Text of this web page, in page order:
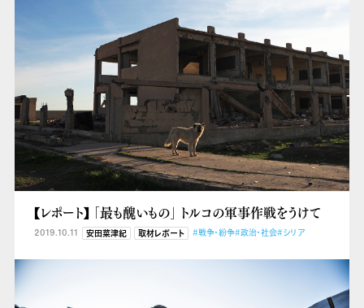
【レポート】 「最も醜いもの」 トルコの軍事作戦をうけて
2019.10.11 安田菜津紀 取材レポート #戦争・紛争#政治・社会#シリア